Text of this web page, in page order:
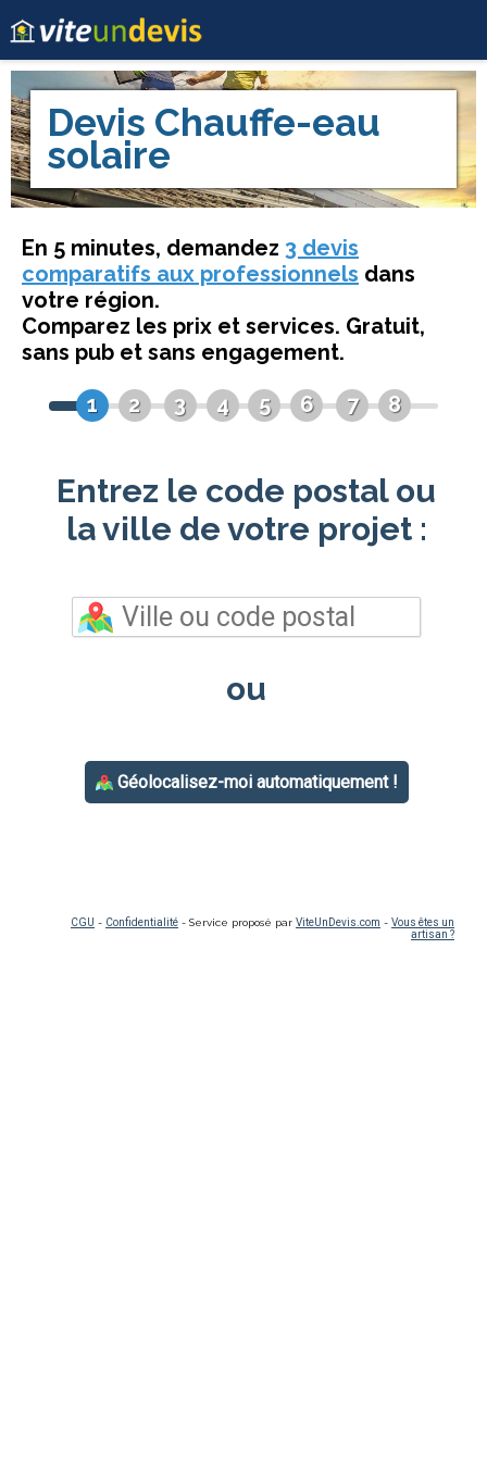
Devis Chauffe-eau
solaire
En 5 minutes, demandez 3 devis
comparatifs aux professionnels dans
votre région.
Comparez les prix et services. Gratuit,
sans pub et sans engagement.
1
2 3 4 5 6 7 8
Entrez le code postal ou
la ville de votre projet :
ou
Géolocalisez-moi automatiquement !
CGU - Confidentialité - Service proposé par ViteUnDevis.com - Vous êtes un
artisan ?